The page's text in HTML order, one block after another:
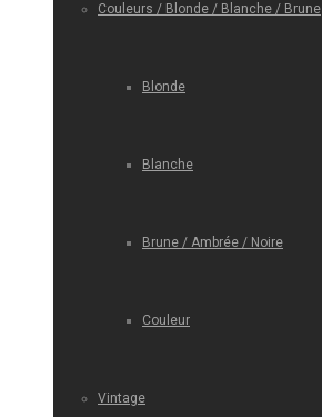
Couleurs / Blonde / Blanche / Brune
Blonde
Blanche
Brune / Ambrée / Noire
Couleur
Vintage